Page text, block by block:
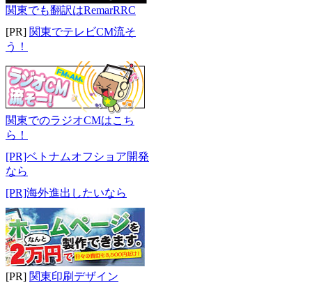
関東でも翻訳はRemarRRC
[PR] 関東でテレビCM流そ
う！
関東でのラジオCMはこち
ら！
[PR]ベトナムオフショア開発
なら
[PR]海外進出したいなら
[PR] 関東印刷デザイン